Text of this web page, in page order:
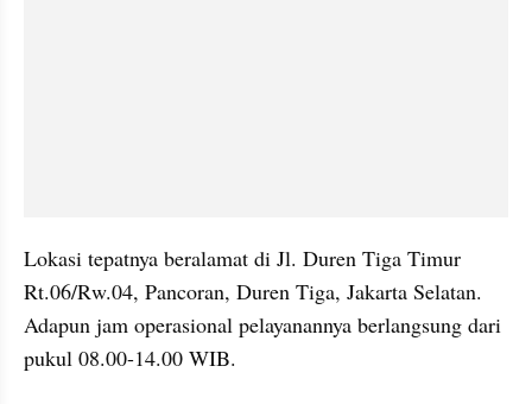
Lokasi tepatnya beralamat di Jl. Duren Tiga Timur
Rt.06/Rw.04, Pancoran, Duren Tiga, Jakarta Selatan.
Adapun jam operasional pelayanannya berlangsung dari
pukul 08.00-14.00 WIB.